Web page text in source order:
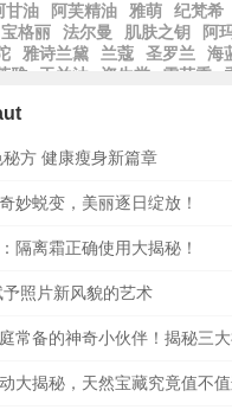
甘油 阿芙精油 雅萌 纪梵希
宝格丽 法尔曼 肌肤之钥 阿
雅诗兰黛 兰蔻 圣罗兰 海
雅 玉兰油 资生堂 雪花秀
顿
方 健康瘦身新篇章
妙蜕变，美丽逐日绽放！
隔离霜正确使用大揭秘！
照片新风貌的艺术
常备的神奇小伙伴！揭秘三
大揭秘，天然宝藏究竟值不